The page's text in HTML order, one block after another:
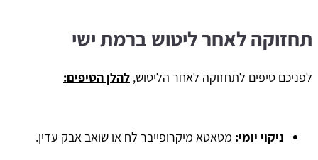
תחזוקה לאחר ליטוש ברמת ישי
​לפניכם טיפים לתחזוקה לאחר הליטוש, להלן הטיפים:
ניקוי יומי: מטאטא מיקרופייבר לח או שואב אבק עדין.